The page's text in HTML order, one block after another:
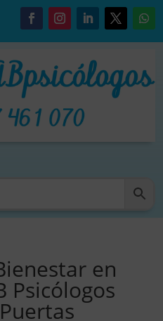
en
Psicólogos